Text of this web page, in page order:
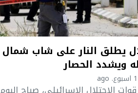
يطلق النار على شاب شمال
ويشدد الحصار